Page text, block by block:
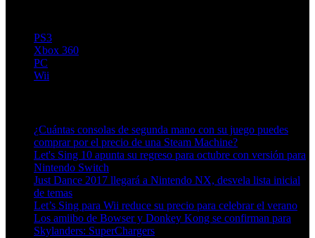
PS3
Xbox 360
PC
Wii
¿Cuántas consolas de segunda mano con su juego puedes
comprar por el precio de una Steam Machine?
Let's Sing 10 apunta su regreso para octubre con versión para
Nintendo Switch
Just Dance 2017 llegará a Nintendo NX, desvela lista inicial
de temas
Let’s Sing para Wii reduce su precio para celebrar el verano
Los amiibo de Bowser y Donkey Kong se confirman para
Skylanders: SuperChargers